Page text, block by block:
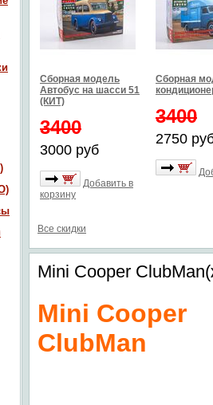
Сборная модель
Автобус на шасси 51
(КИТ)
3400
3000 руб
Добавить в
корзину
Сборная
3400
2750
Все скидки
Mini Cooper
Mini Cooper
ClubMan